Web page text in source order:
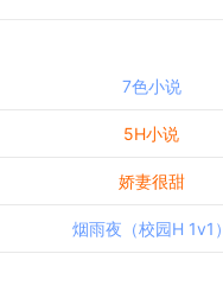
7色小说
5H小说
娇妻很甜
烟雨夜（校园H 1v1）